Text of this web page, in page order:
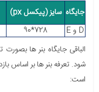
جایگاه سایز (پیکسل px)
D و E
728*90
الباقی جایگاه بنر ها
شود. تعرفه بنر ها بر اساس
است: